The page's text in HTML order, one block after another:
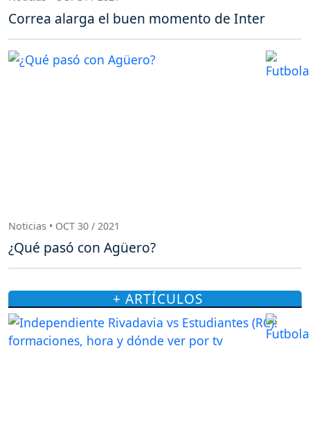
Correa alarga el buen momento de Inter
Noticias • OCT 30 / 2021
¿Qué pasó con Agüero?
+ ARTÍCULOS